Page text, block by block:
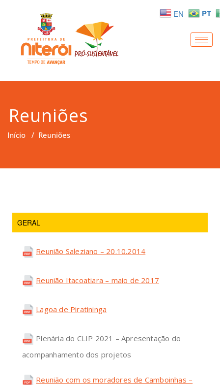
Reuniões
Início / Reuniões
GERAL
Reunião Saleziano – 20.10.2014
Reunião Itacoatiara – maio de 2017
Lagoa de Piratininga
Plenária do CLIP 2021 – Apresentação do
acompanhamento dos projetos
Reunião com os moradores de Camboinhas –
EN PT